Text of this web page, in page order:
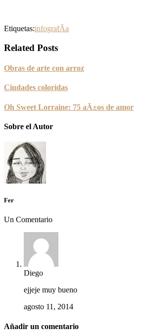
Etiquetas:infografÃ­a
Related Posts
Obras de arte con arroz
Ciudades coloridas
Oh Sweet Lorraine: 75 aÃ±os de amor
Sobre el Autor
Fer
Un Comentario
Diego
ejjeje muy bueno
agosto 11, 2014
Añadir un comentario